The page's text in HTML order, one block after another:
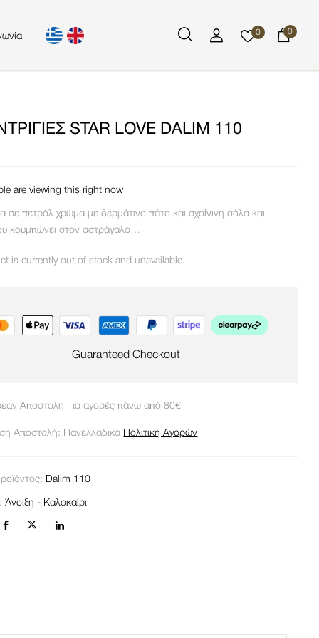
0 0
STAR LOVE DALIM 110
are viewing this right now
σε πετρόλ χρώμα με δερμάτινο πάτο και σχοίνινη σόλα και
κουμπώνει στον αστράγαλο…
is currently out of stock and unavailable.
Guaranteed Checkout
Αποστολή Για αγορές πάνω από 80€
Αποστολή: Πανελλαδικά Πολιτική Αγορών
Dalim 110
Άνοιξη - Καλοκαίρι